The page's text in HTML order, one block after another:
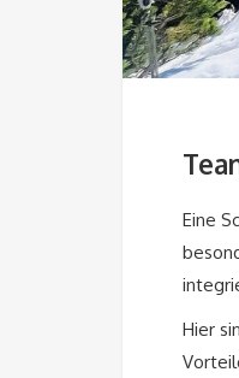
Eine
Hier